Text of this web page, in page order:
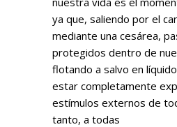
ya que, saliendo por el
mediante una cesárea,
protegidos dentro de
flotando a salvo en
estar completamente
estímulos externos de
tanto, a todas